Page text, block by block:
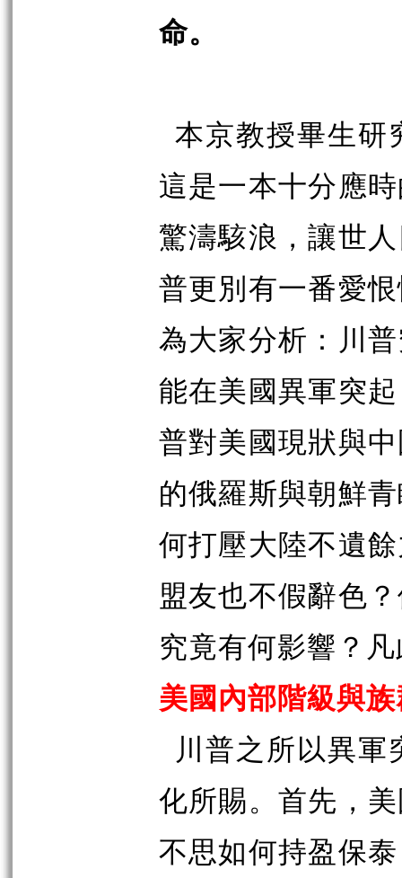
命。
本京教授畢生研
這是一本十分應
驚濤駭浪，讓世
普更別有一番愛
為大家分析：川
能在美國異軍突
普對美國現狀與
的俄羅斯與朝鮮
何打壓大陸不遺
盟友也不假辭色
究竟有何影響？
美國內部階級與
川普之所以異
化所賜。首先，
不思如何持盈保